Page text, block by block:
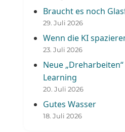
Braucht es noch
29. Juli 2026
Wenn die KI
23. Juli 2026
Neue
Learning
20. Juli 2026
Gutes Wasser
18. Juli 2026